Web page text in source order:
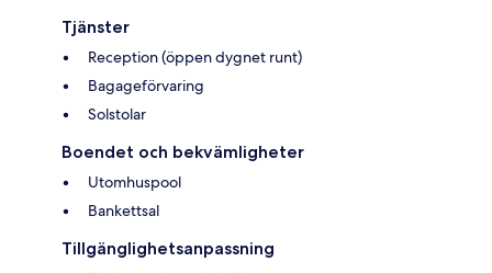
Tjänster
Reception (öppen dygnet runt)
Bagageförvaring
Solstolar
Boendet och bekvämligheter
Utomhuspool
Bankettsal
Tillgänglighetsanpassning